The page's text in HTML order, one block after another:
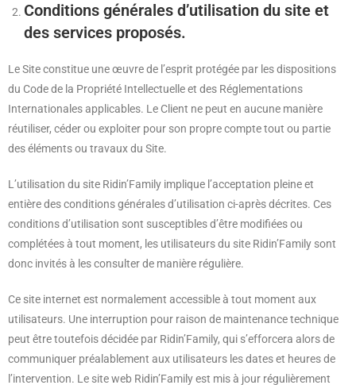
Conditions générales d’utilisation du site et
des services proposés.
Le Site constitue une œuvre de l’esprit protégée par les dispositions
du Code de la Propriété Intellectuelle et des Réglementations
Internationales applicables. Le Client ne peut en aucune manière
réutiliser, céder ou exploiter pour son propre compte tout ou partie
des éléments ou travaux du Site.
L’utilisation du site Ridin’Family implique l’acceptation pleine et
entière des conditions générales d’utilisation ci-après décrites. Ces
conditions d’utilisation sont susceptibles d’être modifiées ou
complétées à tout moment, les utilisateurs du site Ridin’Family sont
donc invités à les consulter de manière régulière.
Ce site internet est normalement accessible à tout moment aux
utilisateurs. Une interruption pour raison de maintenance technique
peut être toutefois décidée par Ridin’Family, qui s’efforcera alors de
communiquer préalablement aux utilisateurs les dates et heures de
l’intervention. Le site web Ridin’Family est mis à jour régulièrement